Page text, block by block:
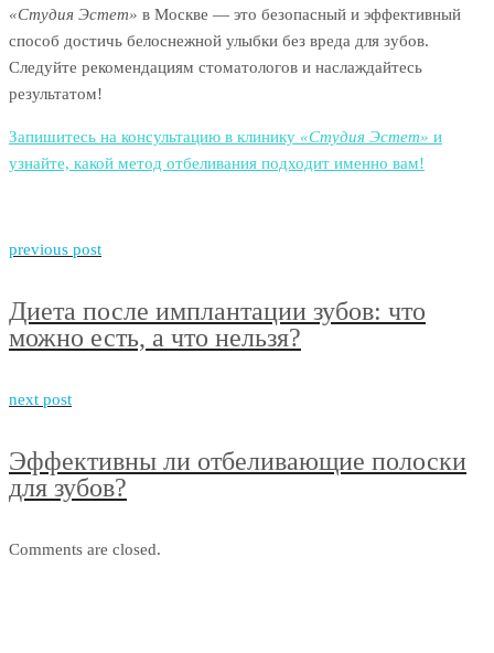
«Студия Эстет» в Москве — это безопасный и эффективный
способ достичь белоснежной улыбки без вреда для зубов.
Следуйте рекомендациям стоматологов и наслаждайтесь
результатом!
Запишитесь на консультацию в клинику «Студия Эстет» и
узнайте, какой метод отбеливания подходит именно вам!
previous post
Диета после имплантации зубов: что
можно есть, а что нельзя?
next post
Эффективны ли отбеливающие полоски
для зубов?
Comments are closed.